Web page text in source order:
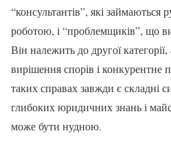
“консультантів”, які
роботою, і “проблемщиків”, що
Він належить до другої
вирішення спорів і конкурентне
таких справах завжди є складні
глибоких юридичних знань і
може бути нудною.